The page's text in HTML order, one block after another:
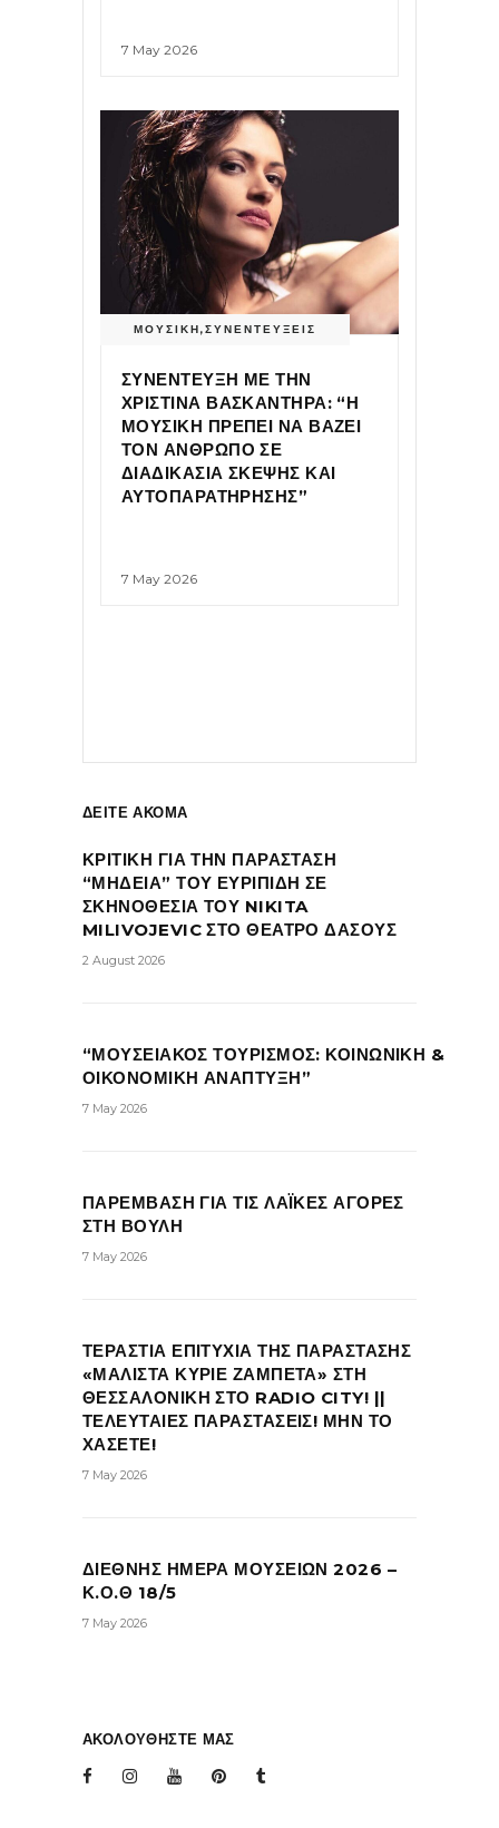
7 May 2026
ΜΟΥΣΙΚΗ,ΣΥΝΕΝΤΕΥΞΕΙΣ
ΣΥΝΕΝΤΕΥΞΗ ΜΕ ΤΗΝ
ΧΡΙΣΤΙΝΑ ΒΑΣΚΑΝΤΗΡΑ: “Η
ΜΟΥΣΙΚΗ ΠΡΕΠΕΙ ΝΑ ΒΑΖΕΙ
ΤΟΝ ΑΝΘΡΩΠΟ ΣΕ
ΔΙΑΔΙΚΑΣΙΑ ΣΚΕΨΗΣ ΚΑΙ
ΑΥΤΟΠΑΡΑΤΗΡΗΣΗΣ”
7 May 2026
ΔΕΙΤΕ ΑΚΟΜΑ
ΚΡΙΤΙΚΗ ΓΙΑ ΤΗΝ ΠΑΡΑΣΤΑΣΗ
“ΜΗΔΕΙΑ” ΤΟΥ ΕΥΡΙΠΙΔΗ ΣΕ
ΣΚΗΝΟΘΕΣΙΑ ΤΟΥ NIKITA
MILIVOJEVIC ΣΤΟ ΘΕΑΤΡΟ ΔΑΣΟΥΣ
2 August 2026
“ΜΟΥΣΕΙΑΚΟΣ ΤΟΥΡΙΣΜΟΣ: ΚΟΙΝΩΝΙΚΗ &
ΟΙΚΟΝΟΜΙΚΗ ΑΝΑΠΤΥΞΗ”
7 May 2026
ΠΑΡΕΜΒΑΣΗ ΓΙΑ ΤΙΣ ΛΑΪΚΕΣ ΑΓΟΡΕΣ
ΣΤΗ ΒΟΥΛΗ
7 May 2026
ΤΕΡΑΣΤΙΑ ΕΠΙΤΥΧΙΑ ΤΗΣ ΠΑΡΑΣΤΑΣΗΣ
«ΜΑΛΙΣΤΑ ΚΥΡΙΕ ΖΑΜΠΕΤΑ» ΣΤΗ
ΘΕΣΣΑΛΟΝΙΚΗ ΣΤΟ RADIO CITY! ||
ΤΕΛΕΥΤΑΙΕΣ ΠΑΡΑΣΤΑΣΕΙΣ! ΜΗΝ ΤΟ
ΧΑΣΕΤΕ!
7 May 2026
ΔΙΕΘΝΗΣ ΗΜΕΡΑ ΜΟΥΣΕΙΩΝ 2026 –
Κ.Ο.Θ 18/5
7 May 2026
ΑΚΟΛΟΥΘΗΣΤΕ ΜΑΣ